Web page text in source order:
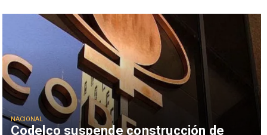
Codelco suspende construcción de
NACIONAL